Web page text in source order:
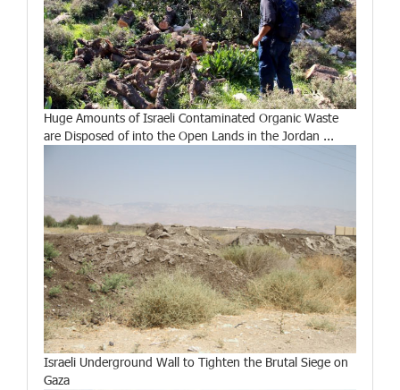
Huge Amounts of Israeli Contaminated Organic Waste
are Disposed of into the Open Lands in the Jordan ...
Israeli Underground Wall to Tighten the Brutal Siege on
Gaza